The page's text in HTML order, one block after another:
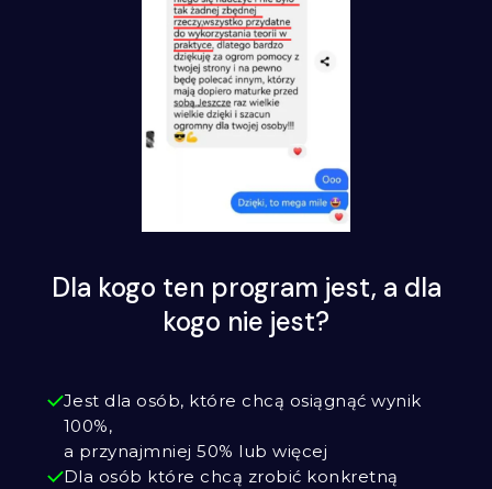
Dla kogo ten program jest, a dla
kogo nie jest?
Jest dla osób, które chcą osiągnąć wynik
100%,
a przynajmniej 50% lub więcej
Dla osób które chcą zrobić konkretną